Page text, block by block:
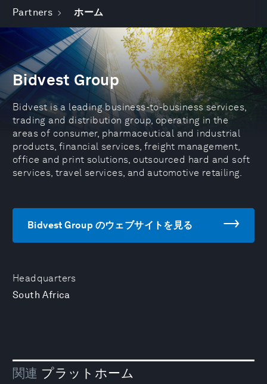
Partners ホーム
Headquarters
South Africa
Bidvest Group
Bidvest is a leading business-to-business services,
trading and distribution group, operating in the
areas of consumer, pharmaceutical and industrial
products, financial services, freight management,
office and print solutions, outsourced hard and soft
services, travel services, and automotive retailing.
Bidvest Group のウェブサイトを見る
関連 プラットホーム